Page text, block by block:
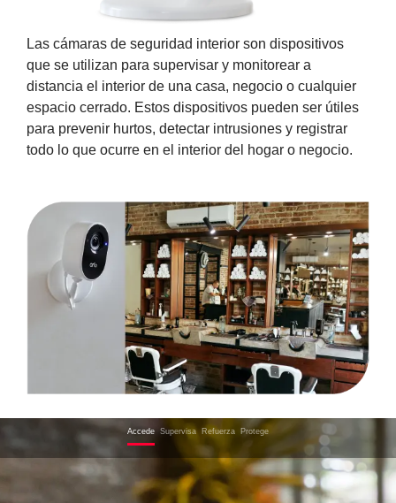
Las cámaras de seguridad interior son dispositivos
que se utilizan para supervisar y monitorear a
distancia el interior de una casa, negocio o cualquier
espacio cerrado. Estos dispositivos pueden ser útiles
para prevenir hurtos, detectar intrusiones y registrar
todo lo que ocurre en el interior del hogar o negocio.
Accede Supervisa Refuerza Protege